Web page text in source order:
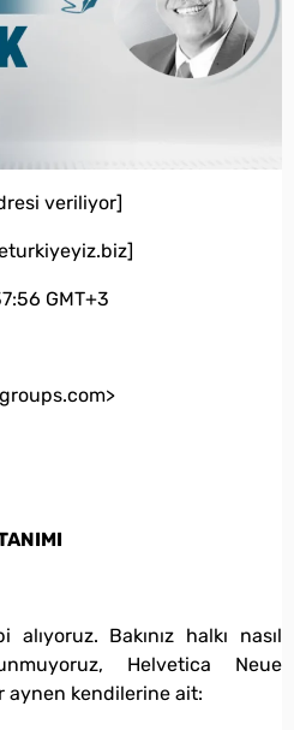
veriliyor]
GMT+3
Bakınız halkı nasıl
Helvetica Neue
aynen kendilerine ait: